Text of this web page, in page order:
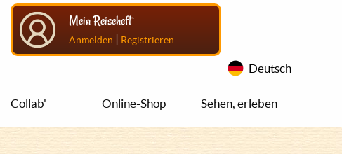
Mein Reiseheft
Anmelden | Registrieren
Deutsch
Collab' Online-Shop Sehen, erleben